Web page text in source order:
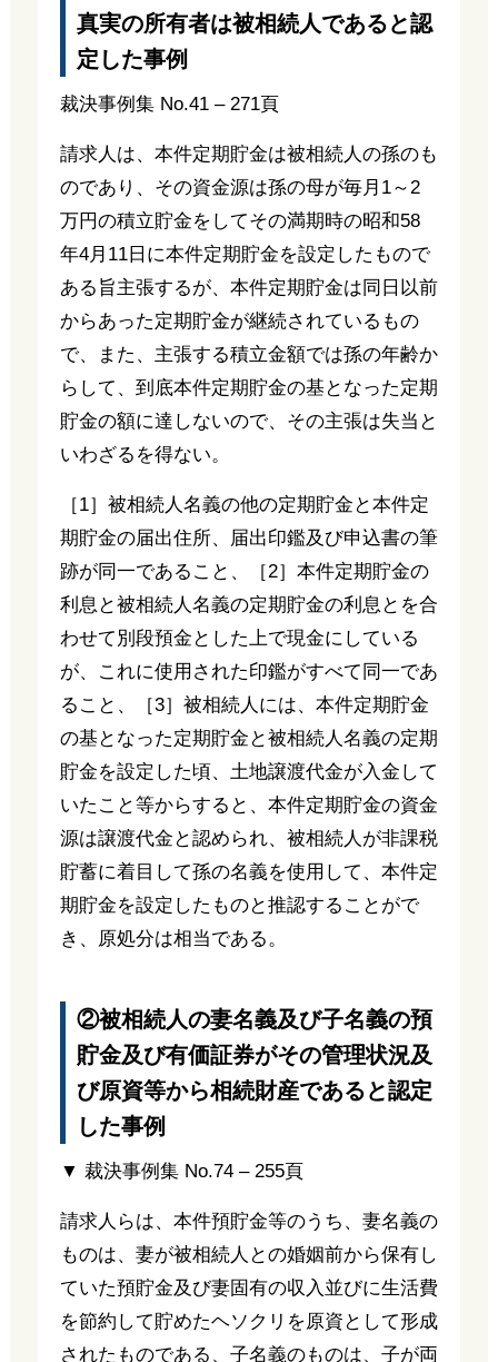
真実の所有者は被相続人であると認
定した事例
裁決事例集 No.41 – 271頁
請求人は、本件定期貯金は被相続人の孫のも
のであり、その資金源は孫の母が毎月1～2
万円の積立貯金をしてその満期時の昭和58
年4月11日に本件定期貯金を設定したもので
ある旨主張するが、本件定期貯金は同日以前
からあった定期貯金が継続されているもの
で、また、主張する積立金額では孫の年齢か
らして、到底本件定期貯金の基となった定期
貯金の額に達しないので、その主張は失当と
いわざるを得ない。
［1］被相続人名義の他の定期貯金と本件定
期貯金の届出住所、届出印鑑及び申込書の筆
跡が同一であること、［2］本件定期貯金の
利息と被相続人名義の定期貯金の利息とを合
わせて別段預金とした上で現金にしている
が、これに使用された印鑑がすべて同一であ
ること、［3］被相続人には、本件定期貯金
の基となった定期貯金と被相続人名義の定期
貯金を設定した頃、土地譲渡代金が入金して
いたこと等からすると、本件定期貯金の資金
源は譲渡代金と認められ、被相続人が非課税
貯蓄に着目して孫の名義を使用して、本件定
期貯金を設定したものと推認することがで
き、原処分は相当である。
②被相続人の妻名義及び子名義の預
貯金及び有価証券がその管理状況及
び原資等から相続財産であると認定
した事例
▼ 裁決事例集 No.74 – 255頁
請求人らは、本件預貯金等のうち、妻名義の
ものは、妻が被相続人との婚姻前から保有し
ていた預貯金及び妻固有の収入並びに生活費
を節約して貯めたヘソクリを原資として形成
されたものである、子名義のものは、子が両